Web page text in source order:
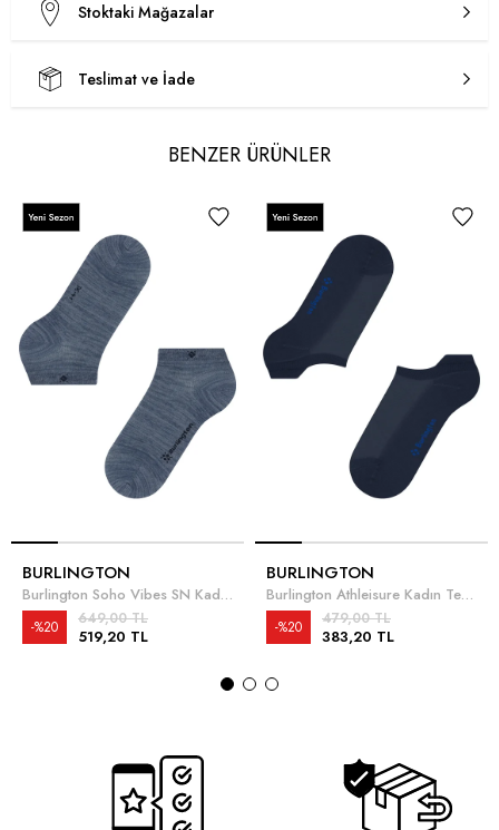
Stoktaki Mağazalar
Teslimat ve İade
BENZER ÜRÜNLER
BURLINGTON
Burlington Soho Vibes SN Kadın Çorap Mavi
519,20 TL
649,00 TL
%20
BURLINGTON
Burlington Athleisure Kadın Tekli Çorap Mavi
383,20 TL
479,00 TL
%20